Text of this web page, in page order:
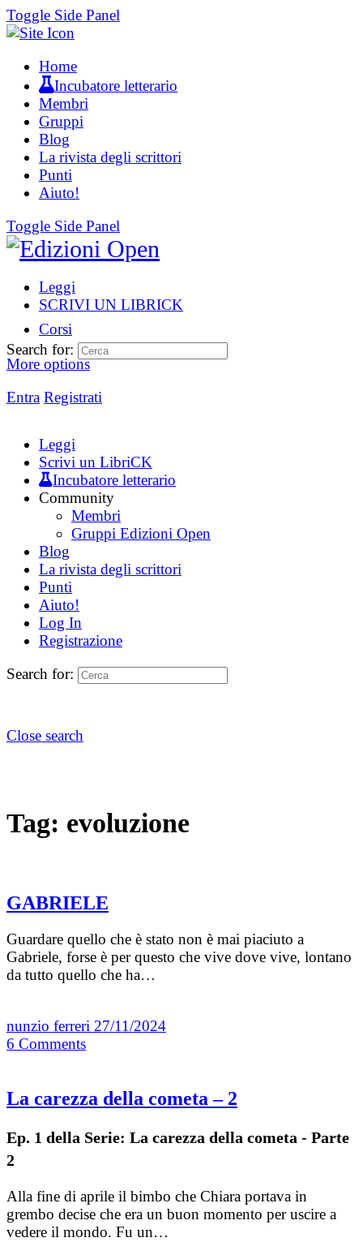
Toggle Side Panel
Home
Incubatore letterario
Membri
Gruppi
Blog
La rivista degli scrittori
Punti
Aiuto!
Toggle Side Panel
Leggi
SCRIVI UN LIBRICK
Corsi
More options
Entra Registrati
Search for:
Leggi
Scrivi un LibriCK
Incubatore letterario
Community
Membri
Gruppi Edizioni Open
Blog
La rivista degli scrittori
Punti
Aiuto!
Log In
Registrazione
Search for:
Close search
Tag: evoluzione
GABRIELE
Guardare quello che è stato non è mai piaciuto a
Gabriele, forse è per questo che vive dove vive, lontano
da tutto quello che ha…
nunzio ferreri 27/11/2024
6 Comments
La carezza della cometa – 2
Ep. 1 della Serie: La carezza della cometa - Parte
2
Alla fine di aprile il bimbo che Chiara portava in
grembo decise che era un buon momento per uscire a
vedere il mondo. Fu un…